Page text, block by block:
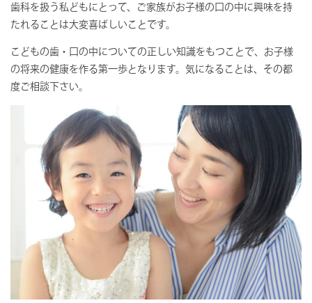
歯科を扱う私どもにとって、ご家族がお子様の口の中に興味を持
たれることは大変喜ばしいことです。
こどもの歯・口の中についての正しい知識をもつことで、お子様
の将来の健康を作る第一歩となります。気になることは、その都
度ご相談下さい。